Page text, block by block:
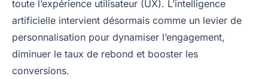
toute l’expérience utilisateur (UX). L’intelligence
artificielle intervient désormais comme un levier de
personnalisation pour dynamiser l’engagement,
diminuer le taux de rebond et booster les
conversions.